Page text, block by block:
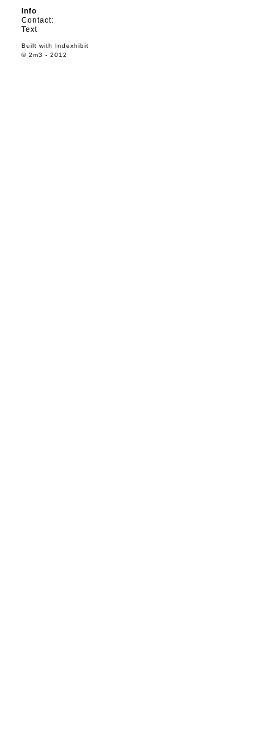
Info
Contact:
Text
Built with Indexhibit
© 2m3 - 2012